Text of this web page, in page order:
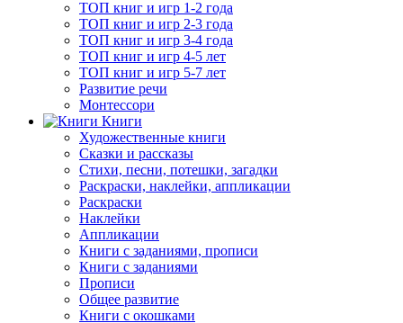
ТОП книг и игр 1-2 года
ТОП книг и игр 2-3 года
ТОП книг и игр 3-4 года
ТОП книг и игр 4-5 лет
ТОП книг и игр 5-7 лет
Развитие речи
Монтессори
Книги
Художественные книги
Сказки и рассказы
Стихи, песни, потешки, загадки
Раскраски, наклейки, аппликации
Раскраски
Наклейки
Аппликации
Книги с заданиями, прописи
Книги с заданиями
Прописи
Общее развитие
Книги с окошками